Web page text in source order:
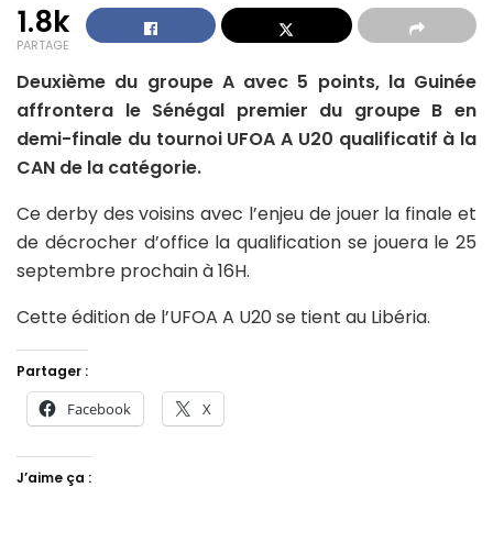
1.8k
PARTAGE
Deuxième du groupe A avec 5 points, la Guinée
affrontera le Sénégal premier du groupe B en
demi-finale du tournoi UFOA A U20 qualificatif à la
CAN de la catégorie.
Ce derby des voisins avec l’enjeu de jouer la finale et
de décrocher d’office la qualification se jouera le 25
septembre prochain à 16H.
Cette édition de l’UFOA A U20 se tient au Libéria.
Partager :
Facebook X
J’aime ça :